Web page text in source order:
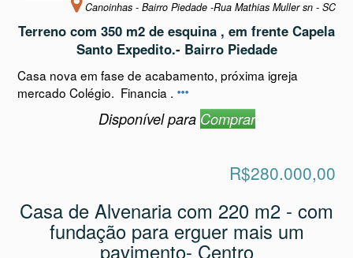
Terreno com 350 m2 de esquina , em frente Capela
Santo Expedito.- Bairro Piedade
mercado Colégio. Financia .
Disponível para Comprar
R$280.000,00
Casa de Alvenaria com 220 m2 - com
fundação para erguer mais um
pavimento- Centro